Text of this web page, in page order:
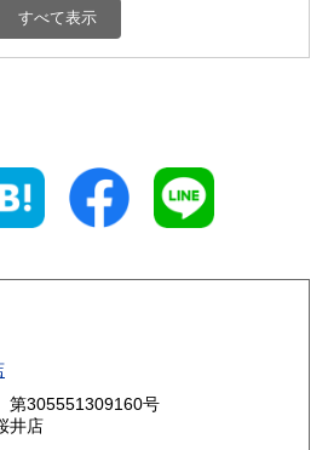
600円 富山県
静岡県
円 三重県
円 京都府 600円
円
すべて表示
305551309160号
井店